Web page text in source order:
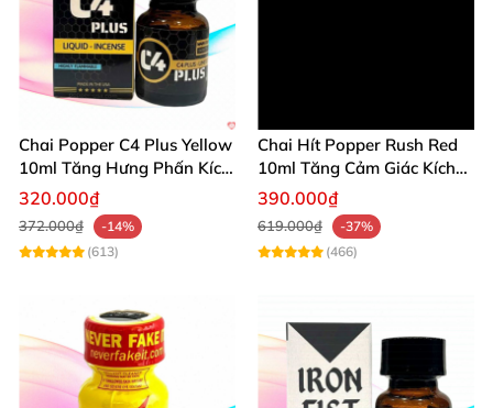
Chai Popper C4 Plus Yellow
10ml Tăng Hưng Phấn Kích
Thích Mạnh
320.000₫
372.000₫
-14%
(613)
Chai Hít Popper Rush Red
10ml Tăng Cảm Giác Kích
Thích Mạnh
390.000₫
619.000₫
-37%
(466)